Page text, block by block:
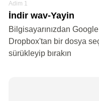
Adim 1
İndir wav-Yayin
Bilgisayarınızdan
Dropbox'tan bir dosya
sürükleyip bırakın